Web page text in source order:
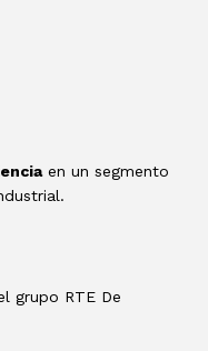
en un segmento
grupo RTE De